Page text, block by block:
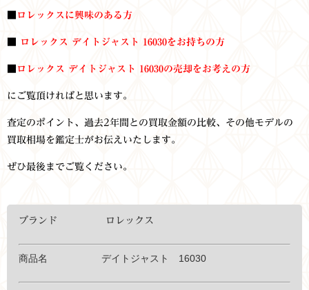
ロレックスに興味のある方
ロレックス デイトジャスト 16030をお持ちの方
ロレックス デイトジャスト 16030の売却をお考えの方
にご覧頂ければと思います。
査定のポイント、過去2年間との買取金額の比較、その他モデルの
買取相場を鑑定士がお伝えいたします。
ぜひ最後までご覧ください。
ブランド ロレックス
商品名 デイトジャスト 16030